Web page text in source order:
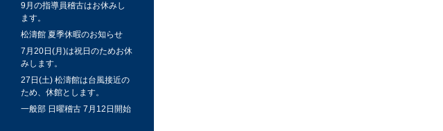
9月の指導員稽古はお休みし
ます。
松濤館 夏季休暇のお知らせ
7月20日(月)は祝日のためお休
みします。
27日(土) 松濤館は台風接近の
ため、休館とします。
一般部 日曜稽古 7月12日開始